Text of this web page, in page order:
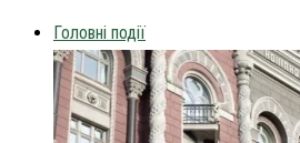
Головні події